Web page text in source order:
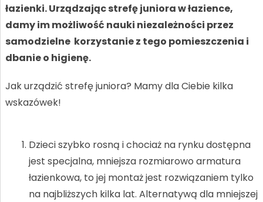
łazienki. Urządzając strefę juniora w łazience,
damy im możliwość nauki niezależności przez
samodzielne korzystanie z tego pomieszczenia i
dbanie o higienę.
Jak urządzić strefę juniora? Mamy dla Ciebie kilka
wskazówek!
Dzieci szybko rosną i chociaż na rynku dostępna
jest specjalna, mniejsza rozmiarowo armatura
łazienkowa, to jej montaż jest rozwiązaniem tylko
na najbliższych kilka lat. Alternatywą dla mniejszej